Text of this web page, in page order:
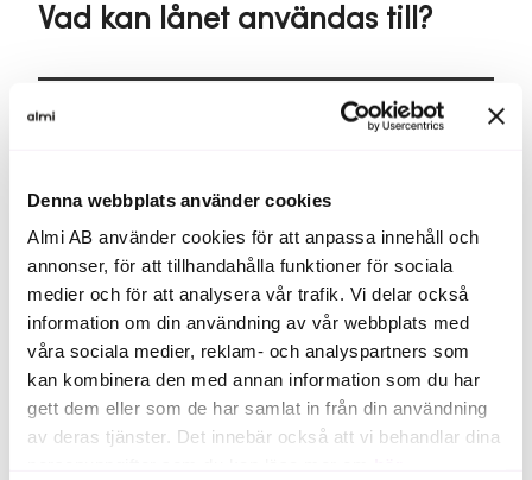
Denna webbplats använder cookies
Almi AB använder cookies för att anpassa innehåll och
annonser, för att tillhandahålla funktioner för sociala
medier och för att analysera vår trafik. Vi delar också
information om din användning av vår webbplats med
våra sociala medier, reklam- och analyspartners som
kan kombinera den med annan information som du har
gett dem eller som de har samlat in från din användning
av deras tjänster. Det innebär också att vi behandlar dina
Vad kan lånet användas till?
möjligt för ditt företag att etablera eller stärka närvaro
investeringar, produktionskapacitet, lageruppbyggnad,
kundfinansiering eller annan finansiering som behövs för
att genomföra och växa din exportverksamhet.